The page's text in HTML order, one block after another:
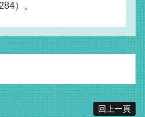
）。
回上一頁